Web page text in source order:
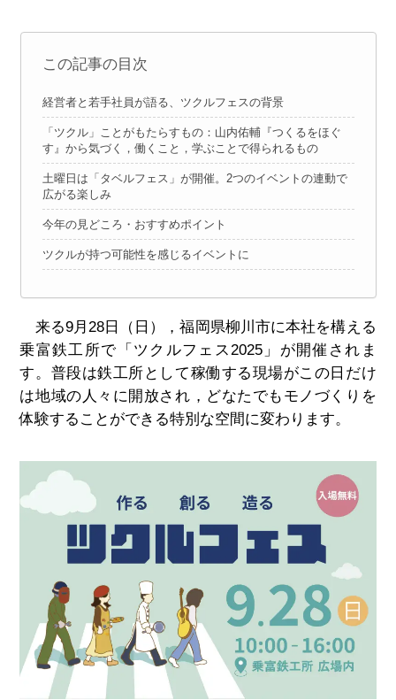
この記事の目次
経営者と若手社員が語る、ツクルフェスの背景
「ツクル」ことがもたらすもの：山内佑輔『つくるをほぐ
す』から気づく，働くこと，学ぶことで得られるもの
土曜日は「タベルフェス」が開催。2つのイベントの連動で
広がる楽しみ
今年の見どころ・おすすめポイント
ツクルが持つ可能性を感じるイベントに
来る9月 28日（日），福岡県柳川市に本社を構える
乗富鉄工所で「ツクルフェス 2025 」が開催されま
す。普段は鉄工所として稼働する現場がこの日だけ
は地域の人々に開放され，どなたでもモノづくりを
体験することができる特別な空間に変わります。